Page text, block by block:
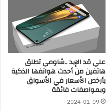
علي قد الإيد ..شاومي تطلق
هاتفين من أحدث هواتفها الذكية
بأرخص الأسعار في الأسواق
وبمواصفات فائقة
2024-01-09